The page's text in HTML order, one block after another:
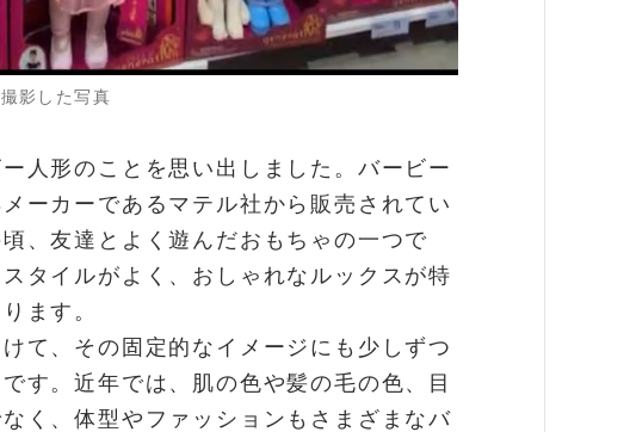
影した写真
人形のことを思い出しました。バービー
ーカーであるマテル社から販売されてい
、友達とよく遊んだおもちゃの一つで
タイルがよく、おしゃれなルックスが特
ます。
て、その固定的なイメージにも少しずつ
す。近年では、肌の色や髪の毛の色、目
く、体型やファッションもさまざまなバ